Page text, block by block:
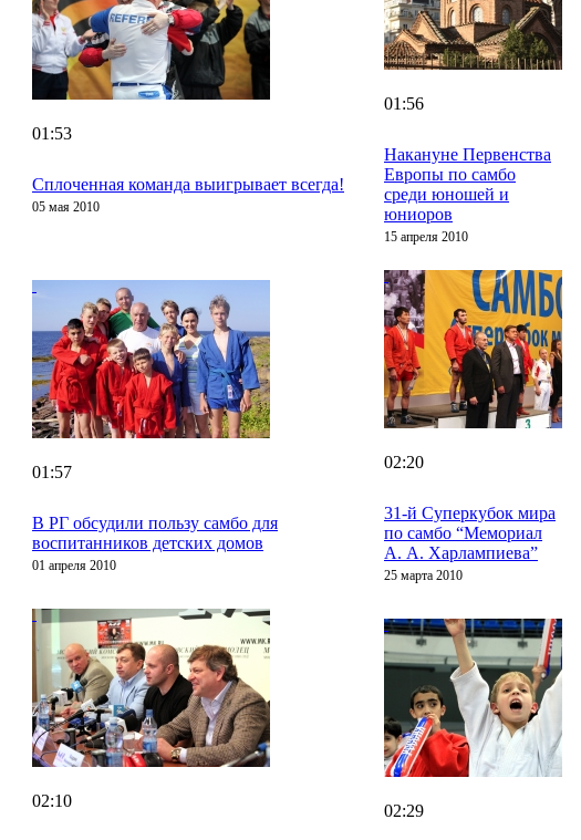
01:53
Сплоченная команда выигрывает всегда!
05 мая 2010
01:56
Накануне Первенства
Европы по самбо
среди юношей и
юниоров
15 апреля 2010
01:57
В РГ обсудили пользу самбо для
воспитанников детских домов
01 апреля 2010
02:20
31-й Суперкубок мира
по самбо “Мемориал
А. А. Харлампиева”
25 марта 2010
02:10
02:29